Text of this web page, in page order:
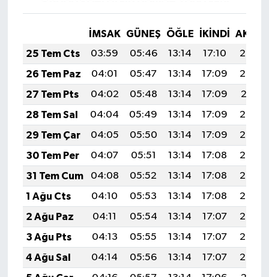
İMSAK GÜNEŞ ÖĞLE İKINDI
25 Tem Cts
03:59 05:46 13:14 17:10
20:32
26 Tem Paz
04:01 05:47 13:14 17:09
20:32
27 Tem Pts
04:02 05:48 13:14 17:09
20:31
28 Tem Sal
04:04 05:49 13:14 17:09
20:30
29 Tem Çar
04:05 05:50 13:14 17:09
20:29
30 Tem Per
04:07 05:51 13:14 17:08
20:28
31 Tem Cum
04:08 05:52 13:14 17:08
20:27
1 Ağu Cts
04:10 05:53 13:14 17:08
20:26
2 Ağu Paz
04:11 05:54 13:14 17:07
20:25
3 Ağu Pts
04:13 05:55 13:14 17:07
20:24
4 Ağu Sal
04:14 05:56 13:14 17:07
20:22